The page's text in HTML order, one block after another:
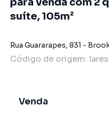
suíte, 105m²
Rua Guararapes, 831 -
Código de origem:
Venda